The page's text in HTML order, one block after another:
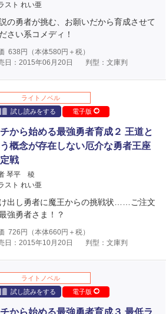
スト れい亜
の勇者が挑む、お願いだから育成させて
さい系コメディ！
638 円（本体580円＋税）
日：2015年06月20日
判型：文庫判
ライトノベル
試し読みをする
電子版
から始める最強勇者育成２ 王道と
概念が存在しない厄介な勇者王座
戦
琴平 稜
スト れい亜
出し勇者に魔王からの挑戦状……ご注文
強勇者さま！？
726 円（本体660円＋税）
日：2015年10月20日
判型：文庫判
ライトノベル
試し読みをする
電子版
から始める最強勇者育成３ 最低ラ